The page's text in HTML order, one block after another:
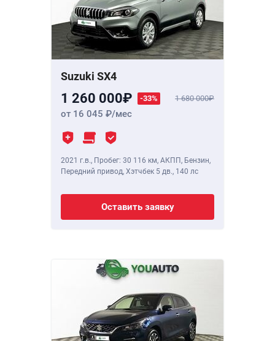
Suzuki SX4
1 260 000 -33% 1 680 000
от 16 045 /мес
2021 г.в., Пробег: 30 116 км, АКПП, Бензин,
Передний привод, Хэтчбек 5 дв., 140 лс
Оставить заявку